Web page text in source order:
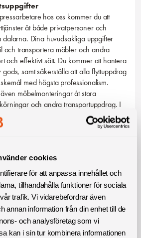
cookies
för att anpassa innehållet och
tillhandahålla funktioner för sociala
trafik. Vi vidarebefordrar även
annan information från din enhet till de
och analysföretag som vi
kan i sin tur kombinera informationen
hos oss kommer du att
åt både privatpersoner och
Dina huvudsakliga uppgifter
och transportera möbler och andra
och effektivt sätt. Du kommer att hantera
samt säkerställa att alla flyttuppdrag
med högsta professionalism.
möbelmonteringar åt stora
och andra transportuppdrag. I
nära med kollegor för att planera och
ställer krav på både flexibilitet och
krav. Tidigare erfarenhet av flyttjänster
God fysisk form då arbetet
.Hög känsla för kundservice och ett
God kommunikationsförmåga i tal och